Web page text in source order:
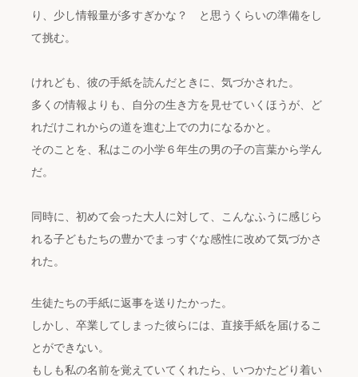
り、少し情報量が多すぎかな？ と思うくらいの準備をし
て挑む。
けれども、彼の手紙を読んだときに、気づかされた。
多くの情報よりも、自分の生き方を見せていくほうが、ど
れだけこれからの道を進む上での力になるかと。
そのことを、私はこの小学６年生の男の子の言葉から学ん
だ。
同時に、初めて会った大人に対して、こんなふうに感じら
れる子どもたちの豊かでまっすぐな感性に改めて気づかさ
れた。
生徒たちの手紙に返事を送りたかった。
しかし、卒業してしまった彼らには、直接手紙を届けるこ
とができない。
もしも私の名前を覚えていてくれたら、いつかたどり着い